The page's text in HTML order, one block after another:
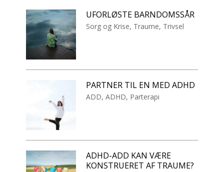
UFORLØSTE BARNDOMSSÅR
Sorg og Krise, Traume, Trivsel
PARTNER TIL EN MED ADHD
ADD,ADHD, Parterapi
ADHD-ADD KAN VÆRE
KONSTRUERET AF TRAUME?